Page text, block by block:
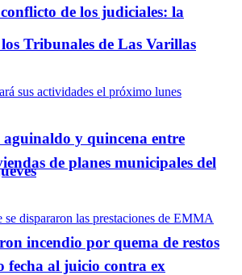
de los judiciales: la
Tribunales de Las Varillas
y quincena entre
fecha al juicio contra ex
de planes municipales del
incendio por quema de restos